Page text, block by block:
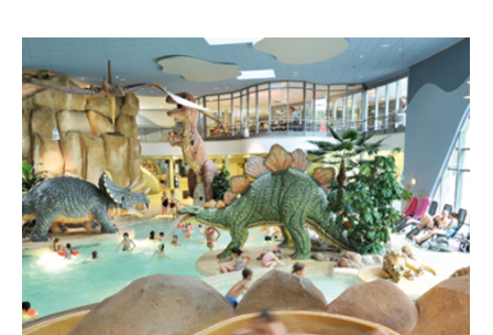
DRESDEN
NÜRNBERG
WIEN
ZÜRICH
ANDERE
REGIONEN